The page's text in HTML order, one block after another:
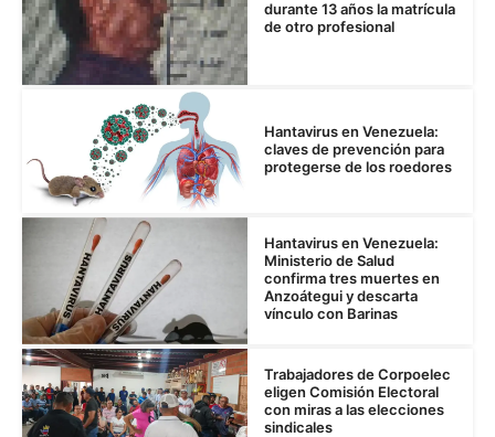
durante 13 años la matrícula
de otro profesional
Hantavirus en Venezuela:
claves de prevención para
protegerse de los roedores
Hantavirus en Venezuela:
Ministerio de Salud
confirma tres muertes en
Anzoátegui y descarta
vínculo con Barinas
Trabajadores de Corpoelec
eligen Comisión Electoral
con miras a las elecciones
sindicales